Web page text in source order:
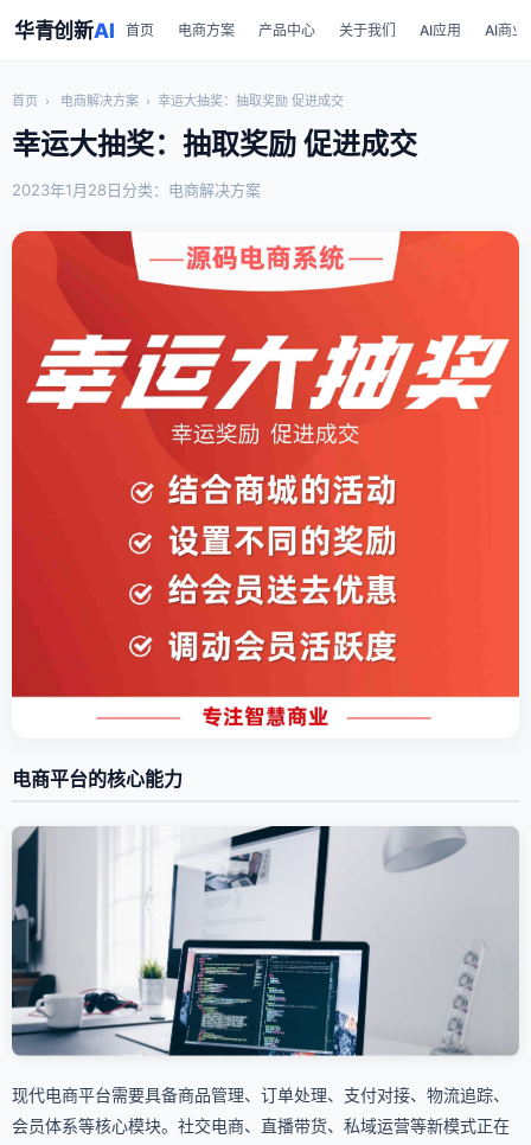
华青创新AI 首页 电商方案 产品中心 关于我们 AI应用 AI商业
首页 › 电商解决方案 › 幸运大抽奖：抽取奖励 促进成交
幸运大抽奖：抽取奖励 促进成交
2023年1月28日分类：电商解决方案
电商平台的核心能力
现代电商平台需要具备商品管理、订单处理、支付对接、物流追踪、
会员体系等核心模块。社交电商、直播带货、私域运营等新模式正在